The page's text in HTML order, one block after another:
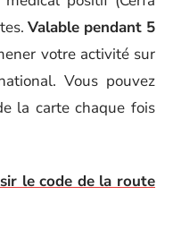
Valable pendant 5
votre activité sur
Vous pouvez
la carte chaque fois
le code de la route